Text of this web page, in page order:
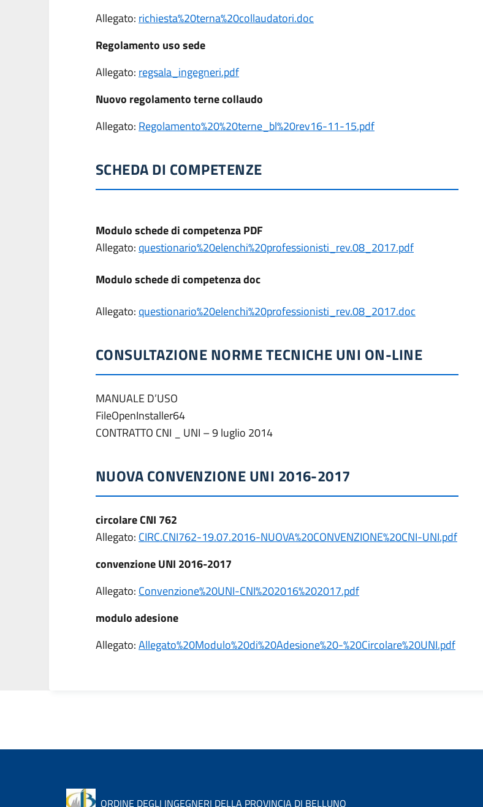
Allegato: richiesta%20terna%20collaudatori.doc
Regolamento uso sede
Allegato: regsala_ingegneri.pdf
Nuovo regolamento terne collaudo
Allegato: Regolamento%20%20terne_bl%20rev16-11-15.pdf
SCHEDA DI COMPETENZE
Modulo schede di competenza PDF
Allegato: questionario%20elenchi%20professionisti_rev.08_2017.pdf
Modulo schede di competenza doc
Allegato: questionario%20elenchi%20professionisti_rev.08_2017.doc
CONSULTAZIONE NORME TECNICHE UNI ON-LINE
MANUALE D’USO
FileOpenInstaller64
CONTRATTO CNI _ UNI – 9 luglio 2014
NUOVA CONVENZIONE UNI 2016-2017
circolare CNI 762
Allegato: CIRC.CNI762-19.07.2016-NUOVA%20CONVENZIONE%20CNI-UNI.pdf
convenzione UNI 2016-2017
Allegato: Convenzione%20UNI-CNI%202016%202017.pdf
modulo adesione
Allegato:Allegato%20Modulo%20di%20Adesione%20-%20Circolare%20UNI.pdf
ORDINE DEGLI INGEGNERI DELLA PROVINCIA DI BELLUNO